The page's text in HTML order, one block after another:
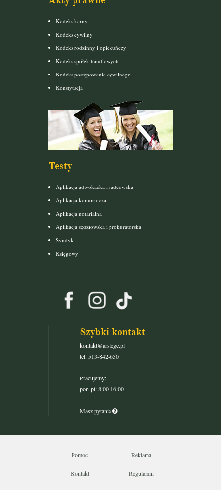
Kodeks karny
Kodeks cywilny
Kodeks rodzinny i opiekuńczy
Kodeks spółek handlowych
Kodeks postępowania cywilnego
Konstytucja
Testy
Aplikacja adwokacka i radcowska
Aplikacja komornicza
Aplikacja notarialna
Aplikacja sędziowska i prokuratorska
Syndyk
Księgowy
Szybki kontakt
kontakt@arslege.pl
tel. 513-842-650
Pracujemy:
pon-pt: 8:00-16:00
Masz pytania
Pomoc Reklama
Kontakt Regulamin